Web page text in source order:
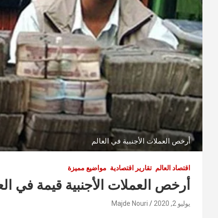
أرخص العملات الأجنبية في العالم
اقتصاد العالم تقارير اقتصادية مواضيع مميزة
أرخص العملات الأجنبية قيمة في
يوليو 2, 2020 Majde Nouri